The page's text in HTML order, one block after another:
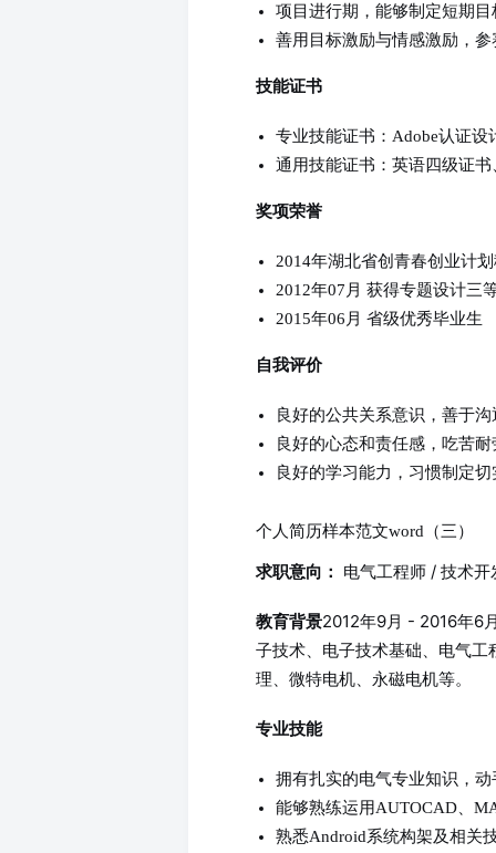
项目进行期，能够制定短期
善用目标激励与情感激励，
技能证书
专业技能证书：Adobe认证设
通用技能证书：英语四级证
奖项荣誉
2014年湖北省创青春创业计
2012年07月 获得专题设计三
2015年06月 省级优秀毕业生
自我评价
良好的公共关系意识，善于
良好的心态和责任感，吃苦
良好的学习能力，习惯制定
个人简历样本范文word（三）
求职意向： 电气工程师 / 技术开
教育背景2012年9月 - 2016年6
子技术、电子技术基础、电气
理、微特电机、永磁电机等。
专业技能
拥有扎实的电气专业知识，
能够熟练运用AUTOCAD、
熟悉Android系统构架及相关